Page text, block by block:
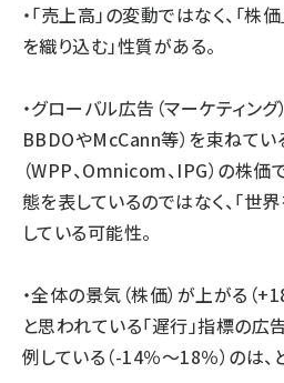
・「売上高」の変動ではなく、「株
を織り込む」性質がある。
・グローバル広告（マーケティン
BBDOやMcCann等）を束ねてい
（WPP、Omnicom、IPG）の株
態を表しているのではなく、「世
している可能性。
・全体の景気（株価）が上がる（
と思われている「遅行」指標の
例している（-14％〜18％）のは、